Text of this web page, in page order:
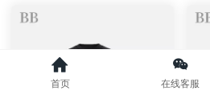
首页 在线客服